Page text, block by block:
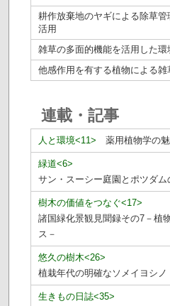
耕作放棄地のヤギによる除草管
活用
雑草の多面的機能を活用した環
他感作用を有する植物による雑
連載・記事
人と環境<11> 薬用植物学の
緑道<6>
サン・スーシー庭園とポツダム
樹木の価値をつなぐ<17>
諸国緑化景観見聞録その7－植
ス－
悠久の樹木<26>
植栽年代の明確なソメイヨシノ
生きもの日誌<35>